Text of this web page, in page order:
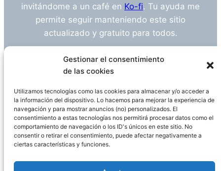
Gestionar el consentimiento
de las cookies
Utilizamos tecnologías como las cookies para almacenar y/o acceder a
la información del dispositivo. Lo hacemos para mejorar la experiencia de
navegación y para mostrar anuncios (no) personalizados. El
consentimiento a estas tecnologías nos permitirá procesar datos como el
comportamiento de navegación o los ID's únicos en este sitio. No
consentir o retirar el consentimiento, puede afectar negativamente a
ciertas características y funciones.
invitándome a un café en Ko-fi. Tu ayuda me
permite seguir manteniendo este sitio
actualizado y gratuito para todos.
¿Tienes alguna duda o sugerencia? Escríbeme
info@empleosanitarioinvestigacion.es
Descargo de Responsabilidad
Declaración de Privacidad Política de cookies
WordPress